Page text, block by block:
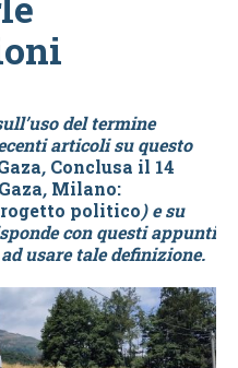
del termine
articoli su questo
, Conclusa il 14
, Milano:
politico) e su
con questi appunti
usare tale definizione.